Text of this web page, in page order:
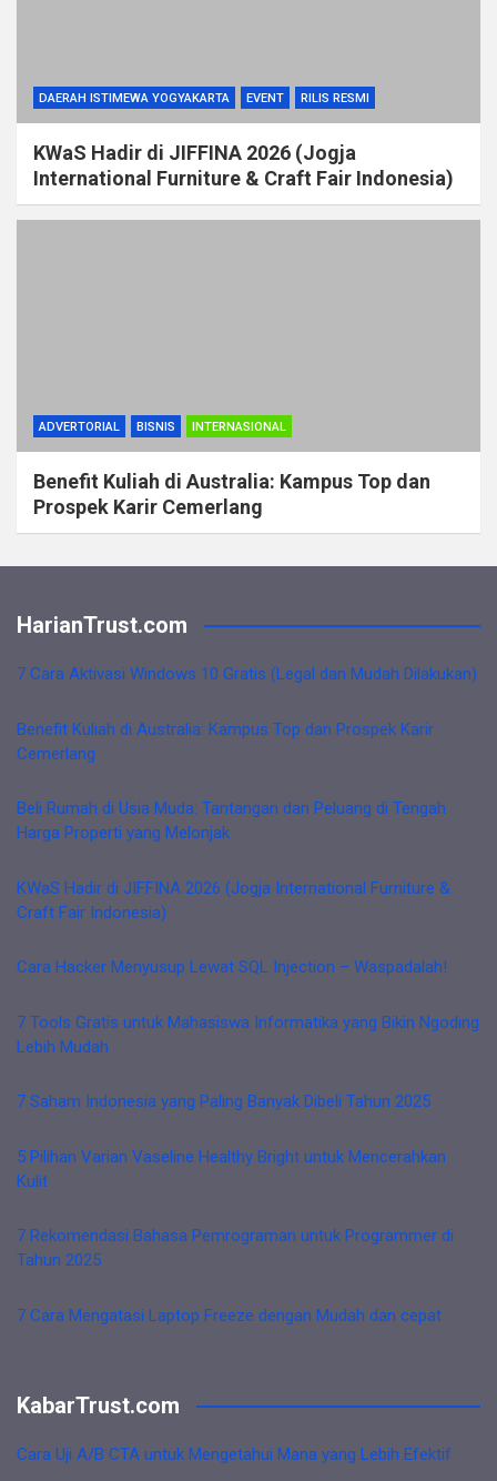
DAERAH ISTIMEWA YOGYAKARTA EVENT RILIS RESMI
KWaS Hadir di JIFFINA 2026 (Jogja
International Furniture & Craft Fair Indonesia)
ADVERTORIAL BISNIS INTERNASIONAL
Benefit Kuliah di Australia: Kampus Top dan
Prospek Karir Cemerlang
HarianTrust.com
7 Cara Aktivasi Windows 10 Gratis (Legal dan Mudah Dilakukan)
Benefit Kuliah di Australia: Kampus Top dan Prospek Karir
Cemerlang
Beli Rumah di Usia Muda: Tantangan dan Peluang di Tengah
Harga Properti yang Melonjak
KWaS Hadir di JIFFINA 2026 (Jogja International Furniture &
Craft Fair Indonesia)
Cara Hacker Menyusup Lewat SQL Injection – Waspadalah!
7 Tools Gratis untuk Mahasiswa Informatika yang Bikin Ngoding
Lebih Mudah
7 Saham Indonesia yang Paling Banyak Dibeli Tahun 2025
5 Pilihan Varian Vaseline Healthy Bright untuk Mencerahkan
Kulit
7 Rekomendasi Bahasa Pemrograman untuk Programmer di
Tahun 2025
7 Cara Mengatasi Laptop Freeze dengan Mudah dan cepat
KabarTrust.com
Cara Uji A/B CTA untuk Mengetahui Mana yang Lebih Efektif